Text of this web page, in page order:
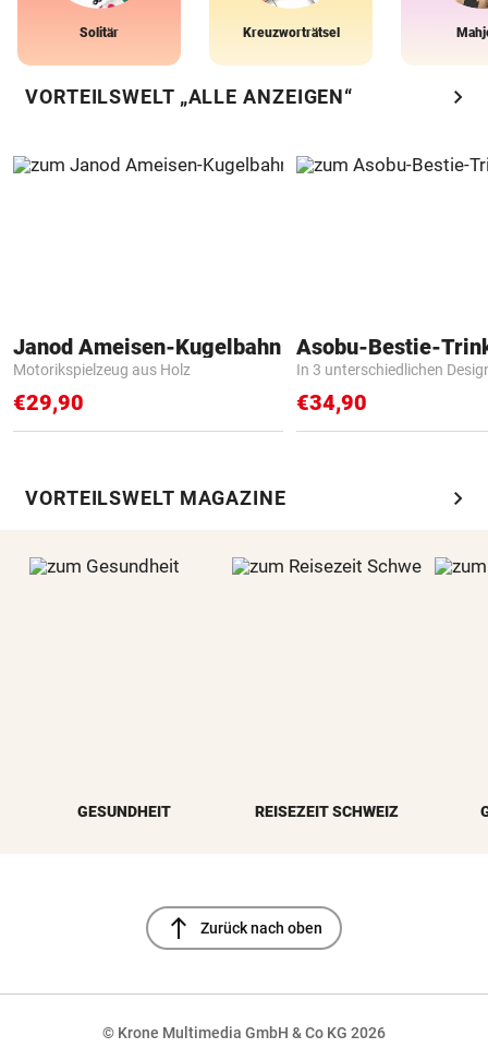
Solitär Kreuzworträtsel
VORTEILSWELT „ALLE ANZEIGEN“ chevron_right
Janod Ameisen-Kugelbahn
Motorikspielzeug aus Holz
€29,90
Asobu-Bestie-
In 3 unterschiedlichen
€34,90
VORTEILSWELT MAGAZINE chevron_right
GESUNDHEIT REISEZEIT SCHWEIZ
north Zurück nach oben
© Krone Multimedia GmbH & Co KG 2026